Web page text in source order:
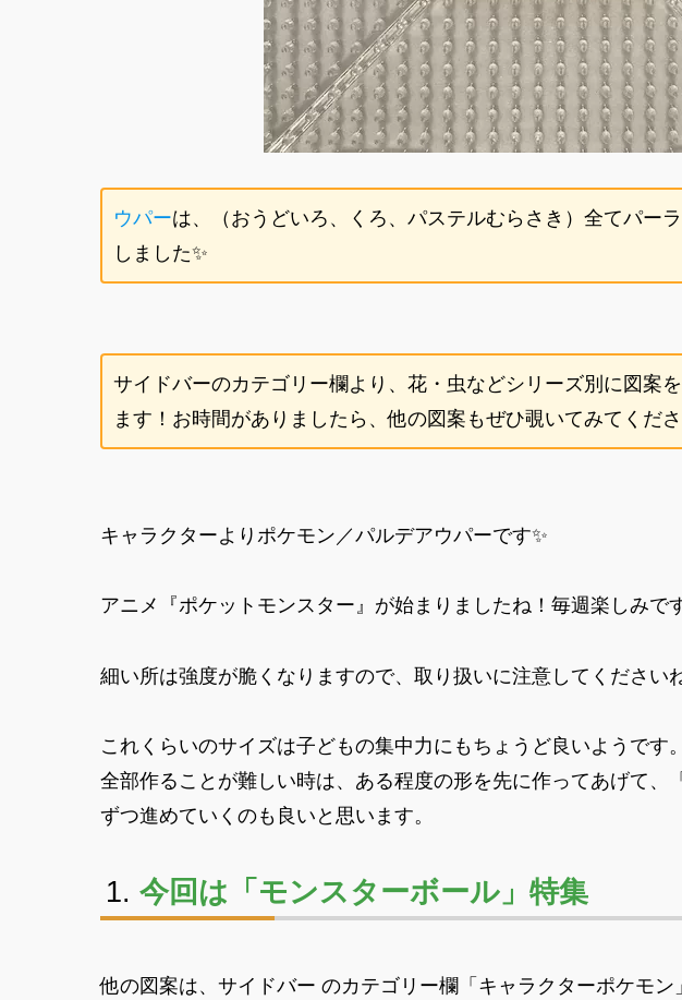
ウパーは、（おうどいろ、くろ、パステルむらさき）全てパー
しました✨
サイドバーのカテゴリー欄より、花・虫などシリーズ別に図案
ます！お時間がありましたら、他の図案もぜひ覗いてみてくだ
キャラクターよりポケモン／パルデアウパーです✨
アニメ『ポケットモンスター』が始まりましたね！毎週楽しみで
細い所は強度が脆くなりますので、取り扱いに注意してくださいね
これくらいのサイズは子どもの集中力にもちょうど良いようです。
全部作ることが難しい時は、ある程度の形を先に作ってあげて、
ずつ進めていくのも良いと思います。
今回は「モンスターボール」特集
他の図案は、サイドバー のカテゴリー欄「キャラクターポケモ